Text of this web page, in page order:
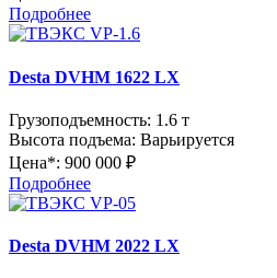
Подробнее
Desta DVHM 1622 LX
Грузоподъемность: 1.6 т
Высота подъема: Варьируется
Цена*: 900 000 ₽
Подробнее
Desta DVHM 2022 LX